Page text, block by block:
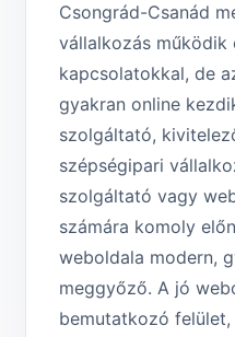
Csongrád-Csanád
vállalkozás működik
kapcsolatokkal, de
gyakran online
szolgáltató,
szépségipari
szolgáltató vagy
számára komoly
weboldala modern,
meggyőző. A jó
bemutatkozó